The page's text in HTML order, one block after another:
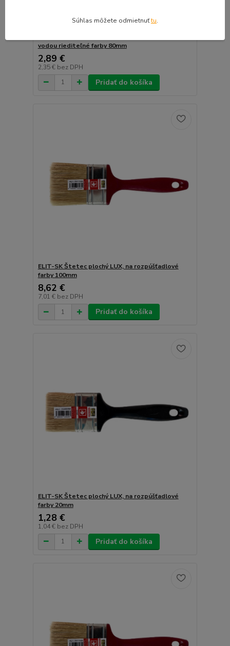
vodou riediteľné farby 80mm
2,89 €
2,35 € bez DPH
Pridať do košíka
ELIT-SK Štetec plochý LUX, na rozpúšťadlové
farby 100mm
8,62 €
7,01 € bez DPH
Pridať do košíka
ELIT-SK Štetec plochý LUX, na rozpúšťadlové
farby 20mm
1,28 €
1,04 € bez DPH
Pridať do košíka
Súhlas môžete odmietnuťtu.